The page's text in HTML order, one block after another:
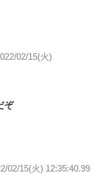
02/15(火)
ぞ
02/15(火) 12:35:40.99